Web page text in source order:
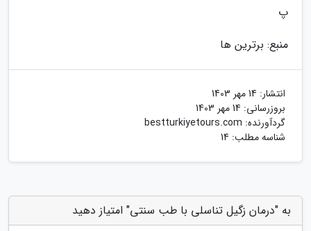
پ
منبع: برترین ها
انتشار: 14 مهر 1403
بروزرسانی: 14 مهر 1403
گردآورنده: bestturkiyetours.com
شناسه مطلب: 14
به "درمان زگیل تناسلی با طب سنتی" امتیاز دهید